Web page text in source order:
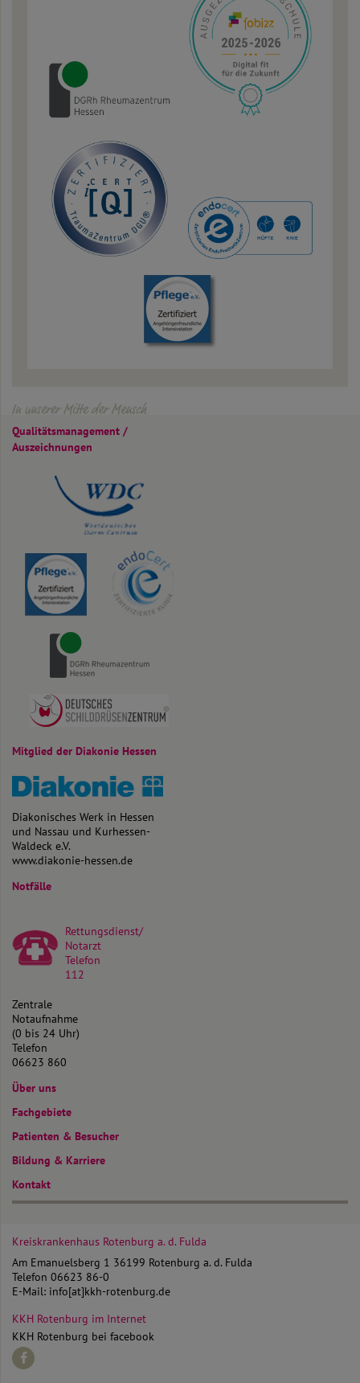
Qualitäts­management /
Auszeichnungen
Mitglied der Diakonie Hessen
Diakonisches Werk in Hessen
und Nassau und Kurhessen-
Waldeck e.V.
www.diakonie-hessen.de
Notfälle
Rettungsdienst/
Notarzt
Telefon
112
Zentrale
Notaufnahme
(0 bis 24 Uhr)
Telefon
06623 860
Über uns
Fachgebiete
Patienten & Besucher
Bildung & Karriere
Kontakt
Kreiskrankenhaus Rotenburg a. d. Fulda
Am Emanuelsberg 1 36199 Rotenburg a. d. Fulda
Telefon 06623 86-0
E-Mail: info[at]kkh-rotenburg.de
KKH Rotenburg im Internet
KKH Rotenburg bei facebook